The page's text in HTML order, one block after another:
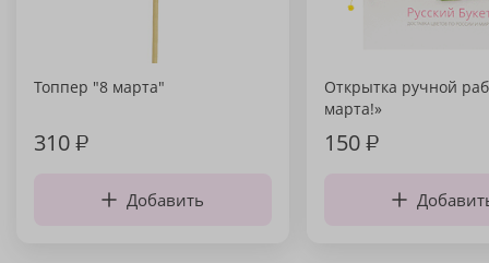
Топпер "8 марта"
310₽
Добавить
Открытка ручной
марта!»
150₽